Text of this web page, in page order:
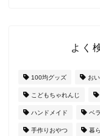
よく
100均グッズ お
こどもちゃれんじ
ハンドメイド ベ
手作りおやつ 暮